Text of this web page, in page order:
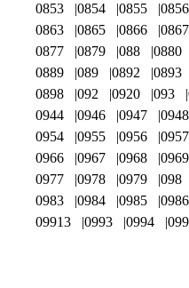
0853
0854 0855 0856
0863
0865 0866 0867
0877
0879 088 0880
0889
089 0892 0893
0898
092 0920 093
0944
0946 0947 0948
0954
0955 0956 0957
0966
0967 0968 0969
0977
0978 0979 098
0983
0984 0985 0986
09913
0993 0994